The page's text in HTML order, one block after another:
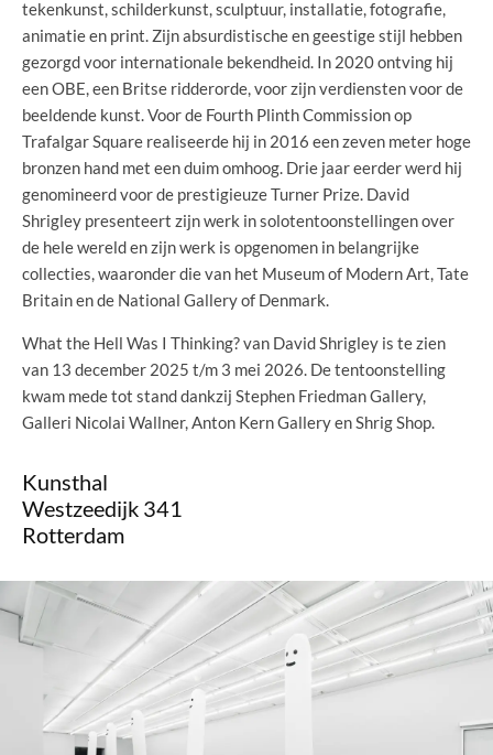
tekenkunst, schilderkunst, sculptuur, installatie, fotografie,
animatie en print. Zijn absurdistische en geestige stijl hebben
gezorgd voor internationale bekendheid. In 2020 ontving hij
een OBE, een Britse ridderorde, voor zijn verdiensten voor de
beeldende kunst. Voor de Fourth Plinth Commission op
Trafalgar Square realiseerde hij in 2016 een zeven meter hoge
bronzen hand met een duim omhoog. Drie jaar eerder werd hij
genomineerd voor de prestigieuze Turner Prize. David
Shrigley presenteert zijn werk in solotentoonstellingen over
de hele wereld en zijn werk is opgenomen in belangrijke
collecties, waaronder die van het Museum of Modern Art, Tate
Britain en de National Gallery of Denmark.
What the Hell Was I Thinking? van David Shrigley is te zien
van 13 december 2025 t/m 3 mei 2026. De tentoonstelling
kwam mede tot stand dankzij Stephen Friedman Gallery,
Galleri Nicolai Wallner, Anton Kern Gallery en Shrig Shop.
Kunsthal
Westzeedijk 341
Rotterdam